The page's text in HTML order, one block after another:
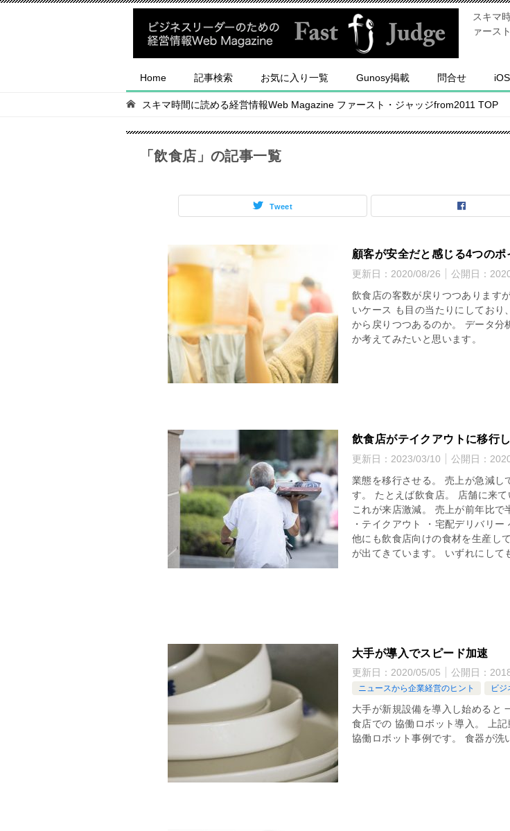
スキマ
ァース
Home 記事検索 お気に入り一覧 Gunosy掲載 問合せ
スキマ時間に読める経営情報Web Magazine ファースト・ジャッジfrom2011 TOP
「飲食店」の記事一覧
Tweet
顧客が安全だと感じる4つのポ
更新日： 2020/08/26 公開日：
飲食店の客数が戻りつつあります
いケース も目の当たりにしており
から戻りつつあるのか。 データ分
か考えてみたいと思います。
飲食店がテイクアウトに移行
更新日： 2023/03/10 公開日：
業態を移行させる。 売上が急減し
す。 たとえば飲食店。 店舗に来
これが来店激減。 売上が前年比
・テイクアウト ・宅配デリバリ
他にも飲食店向けの食材を生産し
が出てきています。 いずれにして
大手が導入でスピード加速
更新日： 2020/05/05 公開日：
ニュースから企業経営のヒント ビジ
大手が新規設備を導入し始めると
食店での 協働ロボット導入。 上
協働ロボット事例です。 食器が洗